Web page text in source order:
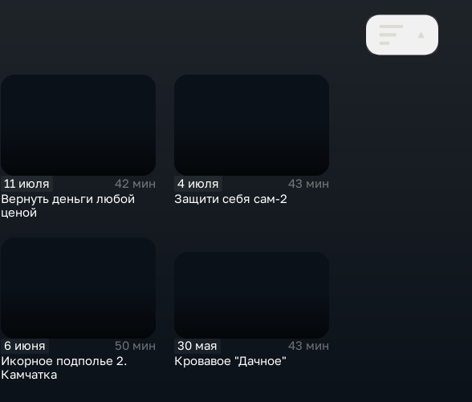
11 июля
42 мин
Вернуть деньги любой
ценой
4 июля
43 мин
Защити себя сам-2
6 июня
50 мин
Икорное подполье 2.
Камчатка
30 мая
43 мин
Кровавое "Дачное"